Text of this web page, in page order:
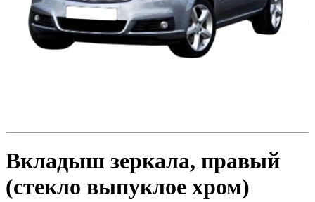
Вкладыш зеркала, правый
(стекло выпуклое хром)